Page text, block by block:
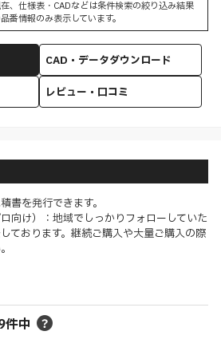
、仕様表・CADなどは条件検索の絞り込み結果
番情報のみ表示しています。
CAD・データダウンロード
レビュー・口コミ
書を発行できます。
向け）：地域でしっかりフォローしていた
ております。継続ご購入や大量ご購入の際
件中